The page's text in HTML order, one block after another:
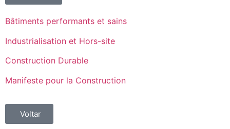
Bâtiments performants et sains
Industrialisation et Hors-site
Construction Durable
Manifeste pour la Construction
Voltar